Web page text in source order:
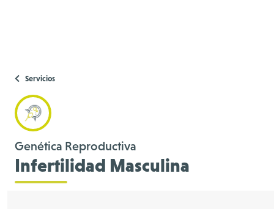
Servicios
Genética Reproductiva
Infertilidad Masculina